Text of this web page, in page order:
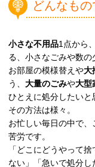
どんなもの
小さな不用品1点から
る、小さなごみや数の
お部屋の模様替えや大
う、 大量のごみや大型
ひとえに処分したいと
その方法は様々。
お忙しい毎日の中で、
苦労です。
「どこにどうやって
ない」「急いで処分し